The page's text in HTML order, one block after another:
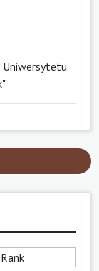
Uniwersytetu